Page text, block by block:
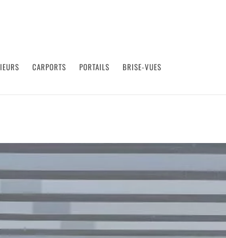
CARPORTS PORTAILS
BRISE-VUES